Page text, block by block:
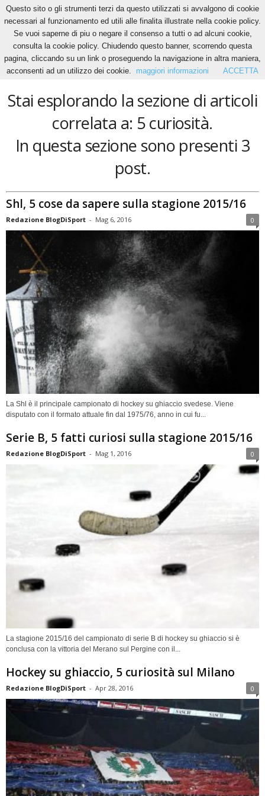
Home Tags 5 curiosità
5 curiosità
Stai esplorando la sezione di articoli
correlata a: 5 curiosità.
In questa sezione sono presenti 3
post.
Shl, 5 cose da sapere sulla stagione 2015/16
Redazione BlogDiSport - Mag 6, 2016 0
La Shl è il principale campionato di hockey su ghiaccio svedese. Viene
disputato con il formato attuale fin dal 1975/76, anno in cui fu...
Serie B, 5 fatti curiosi sulla stagione 2015/16
Redazione BlogDiSport - Mag 1, 2016 0
La stagione 2015/16 del campionato di serie B di hockey su ghiaccio si è
conclusa con la vittoria del Merano sul Pergine con il...
Hockey su ghiaccio, 5 curiosità sul Milano
Redazione BlogDiSport - Apr 28, 2016 0
Questo sito o gli strumenti terzi da questo utilizzati si avvalgono di cookie
necessari al funzionamento ed utili alle finalita illustrate nella cookie policy.
Se vuoi saperne di piu o negare il consenso a tutti o ad alcuni cookie,
consulta la cookie policy. Chiudendo questo banner, scorrendo questa
pagina, cliccando su un link o proseguendo la navigazione in altra maniera,
acconsenti ad un utilizzo dei cookie.
maggiori informazioni ACCETTA